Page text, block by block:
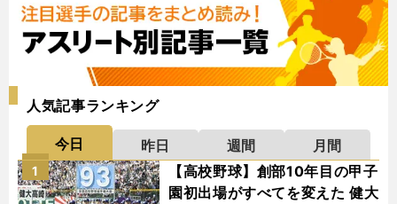
人気記事ランキング
今日 昨日 週間
月間
【高校野球】創部10年目の甲子
園初出場がすべてを変えた 健大
1